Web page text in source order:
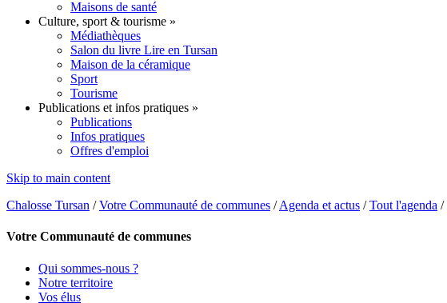
Maisons de santé
Culture, sport & tourisme »
Médiathèques
Salon du livre Lire en Tursan
Maison de la céramique
Sport
Tourisme
Publications et infos pratiques »
Publications
Infos pratiques
Offres d'emploi
Skip to main content
Chalosse Tursan / Votre Communauté de communes / Agenda et actus / Tout l'agenda /
Votre Communauté de communes
Qui sommes-nous ?
Notre territoire
Vos élus